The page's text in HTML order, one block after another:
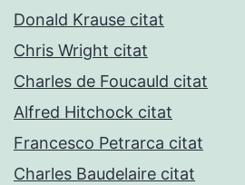
Donald Krause citat
Chris Wright citat
Charles de Foucauld citat
Alfred Hitchock citat
Francesco Petrarca citat
Charles Baudelaire citat